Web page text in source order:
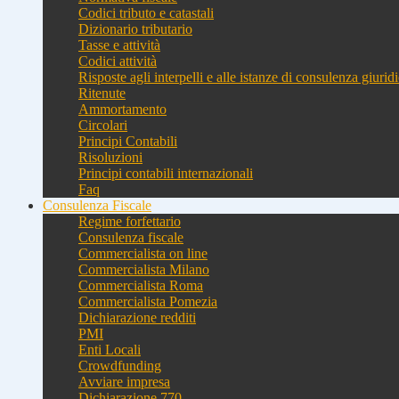
Codici tributo e catastali
Dizionario tributario
Tasse e attività
Codici attività
Risposte agli interpelli e alle istanze di consulenza
Ritenute
Ammortamento
Circolari
Principi Contabili
Risoluzioni
Principi contabili internazionali
Faq
Consulenza Fiscale
Regime forfettario
Consulenza fiscale
Commercialista on line
Commercialista Milano
Commercialista Roma
Commercialista Pomezia
Dichiarazione redditi
PMI
Enti Locali
Crowdfunding
Avviare impresa